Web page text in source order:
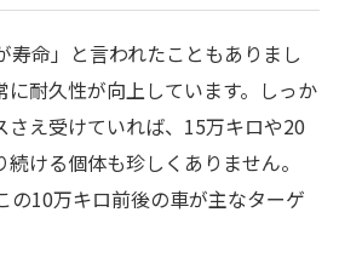
寿命」と言われたこともありまし
に耐久性が向上しています。しっか
さえ受けていれば、15万キロや20
ける個体も珍しくありません。
の10万キロ前後の車が主なターゲ